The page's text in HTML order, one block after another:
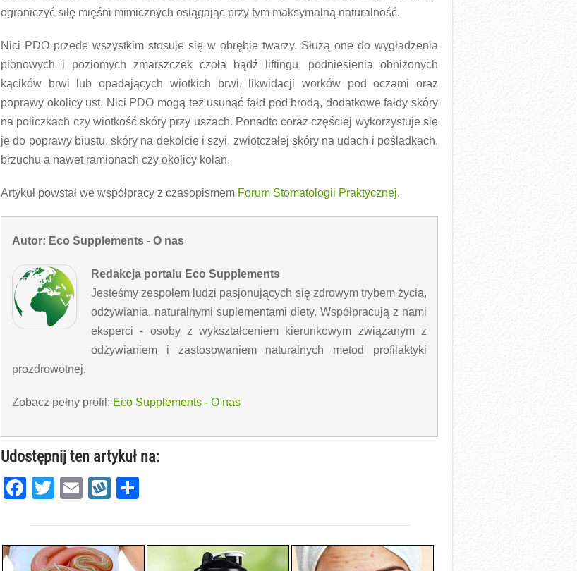
ograniczyć siłę mięśni mimicznych osiągając przy tym maksymalną naturalność.
Nici PDO przede wszystkim stosuje się w obrębie twarzy. Służą one do wygładzenia
pionowych i poziomych zmarszczek czoła bądź liftingu, podniesienia obniżonych
kącików brwi lub opadających wiotkich brwi, likwidacji worków pod oczami oraz
poprawy okolicy ust. Nici PDO mogą też usunąć fałd pod brodą, dodatkowe fałdy skóry
na policzkach czy wiotkość skóry przy uszach. Ponadto coraz częściej wykorzystuje się
je do poprawy biustu, skóry na dekolcie i szyi, zwiotczałej skóry na udach i pośladkach,
brzuchu a nawet ramionach czy okolicy kolan.
Artykuł powstał we współpracy z czasopismem Forum Stomatologii Praktycznej.
Autor: Eco Supplements - O nas
Redakcja portalu Eco Supplements
Jesteśmy zespołem ludzi pasjonujących się zdrowym trybem życia,
odżywiania, naturalnymi suplementami diety. Współpracują z nami
eksperci - osoby z wykształceniem kierunkowym związanym z
odżywianiem i zastosowaniem naturalnych metod profilaktyki
prozdrowotnej.
Zobacz pełny profil: Eco Supplements - O nas
Udostępnij ten artykuł na:
Facebook
TwitterEmailWykop